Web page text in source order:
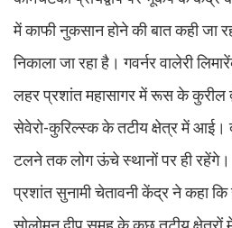
में काफी नुकसान होने की बात कही जा
निकाला जा रहा है। गवर्नर वालेरी
लहर प्रशांत महासागर में रूस के कुरील
सेवेरो-कुरिल्स्क के तटीय क्षेत्र में आई।
टलने तक लोग ऊंचे स्थानों पर ही रहेंगे।
प्रशांत सुनामी चेतावनी केंद्र ने कहा कि